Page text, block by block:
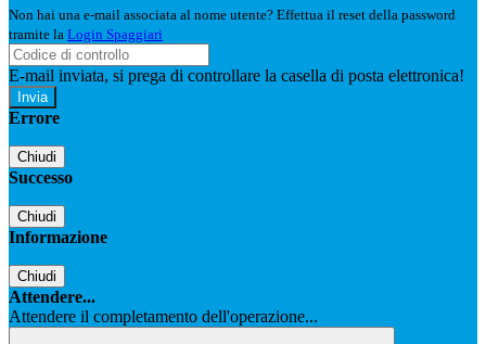
Non hai una e-mail associata al nome utente? Effettua il reset della password
tramite la Login Spaggiari
E-mail inviata, si prega di controllare la casella di posta elettronica!
Errore
Chiudi
Successo
Chiudi
Informazione
Chiudi
Attendere...
Attendere il completamento dell'operazione...